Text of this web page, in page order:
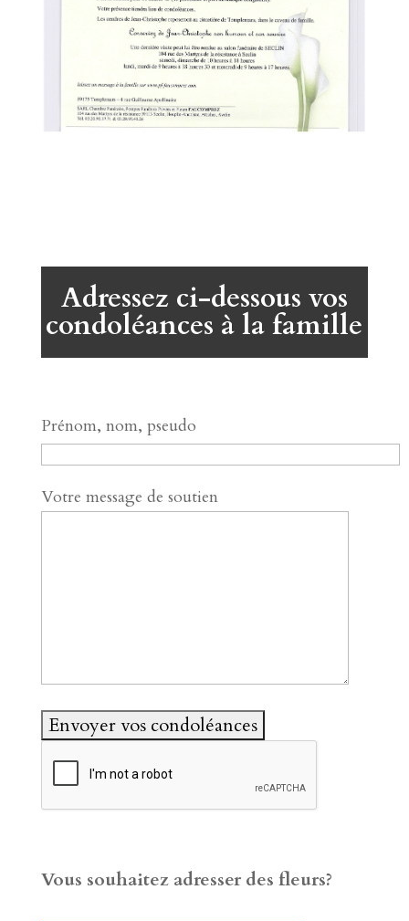
Adressez ci-dessous vos
condoléances à la famille
Prénom, nom, pseudo
Votre message de soutien
Vous souhaitez adresser des fleurs?